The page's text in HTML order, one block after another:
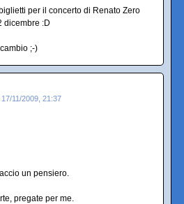
per il concerto di Renato Zero
dicembre :D
;-)
17/11/2009, 21:37
un pensiero.
pregate per me.